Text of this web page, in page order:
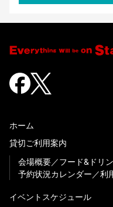
ホーム
貸切ご利用案内
会場概要
フード&ドリ
予約状況カレンダー
利
イベントスケジュール